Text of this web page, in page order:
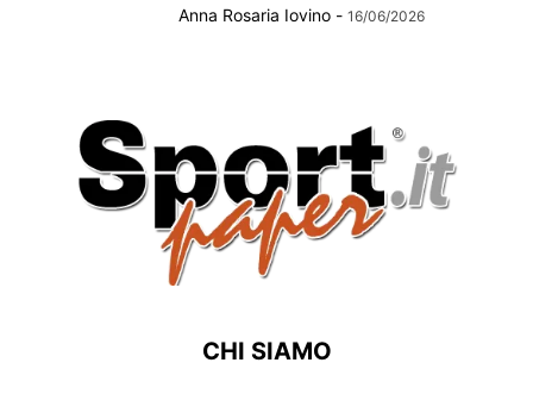
Anna Rosaria Iovino - 16/06/2026
CHI SIAMO